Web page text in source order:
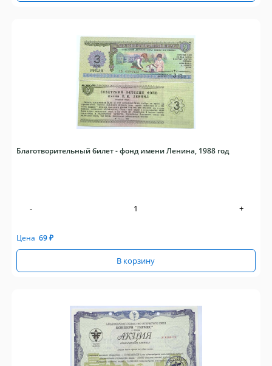
Благотворительный билет - фонд имени Ленина, 1988 год
- +
Цена 69₽
В корзину